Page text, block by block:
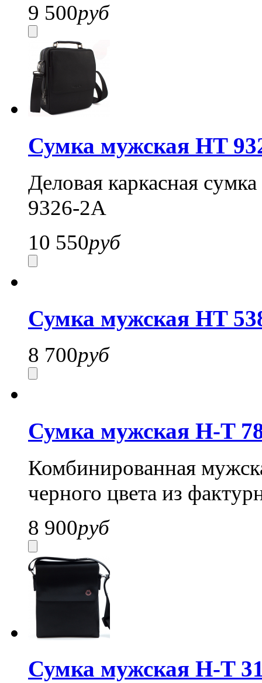
9 500руб
Сумка мужская HT
Деловая каркасная
9326-2A
10 550руб
Сумка мужская HT
8 700руб
Сумка мужская H-T
Комбинированная
черного цвета из
8 900руб
Сумка мужская H-T